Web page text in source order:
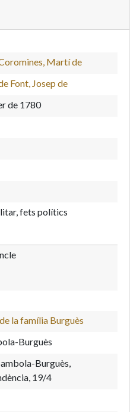
Martí de
Font, Josep de
de 1780
fets polítics
la família Burguès
Burguès
Burguès,
19/4